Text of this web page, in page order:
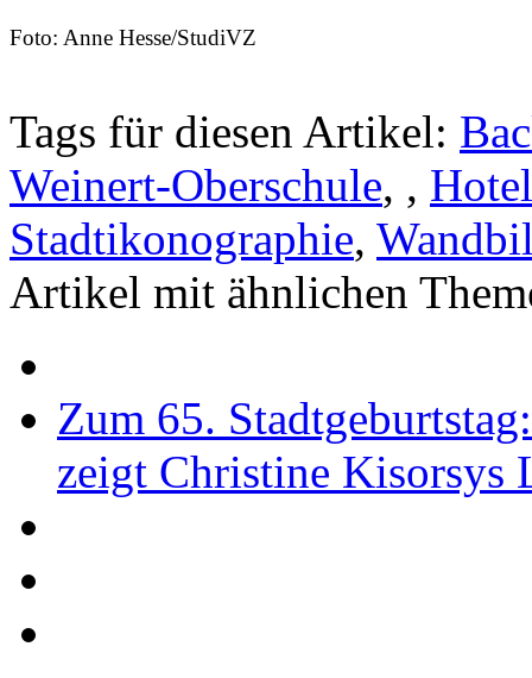
Foto: Anne Hesse/StudiVZ
Tags für diesen Artikel:
Weinert-Oberschule, ,
Stadtikonographie,
Artikel mit ähnlichen
Zum 65.
zeigt Christine Kisorsys